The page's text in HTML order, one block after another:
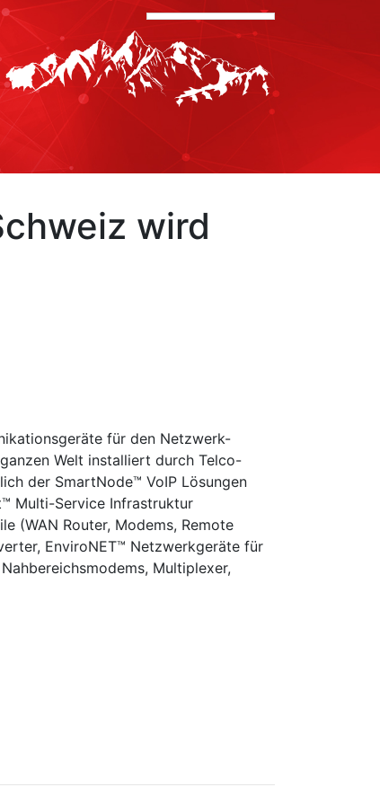
wird
für den Netzwerk-
Welt installiert durch Telco-
der SmartNode™ VoIP Lösungen
Multi-Service Infrastruktur
(WAN Router, Modems, Remote
EnviroNET™ Netzwerkgeräte für
Multiplexer,